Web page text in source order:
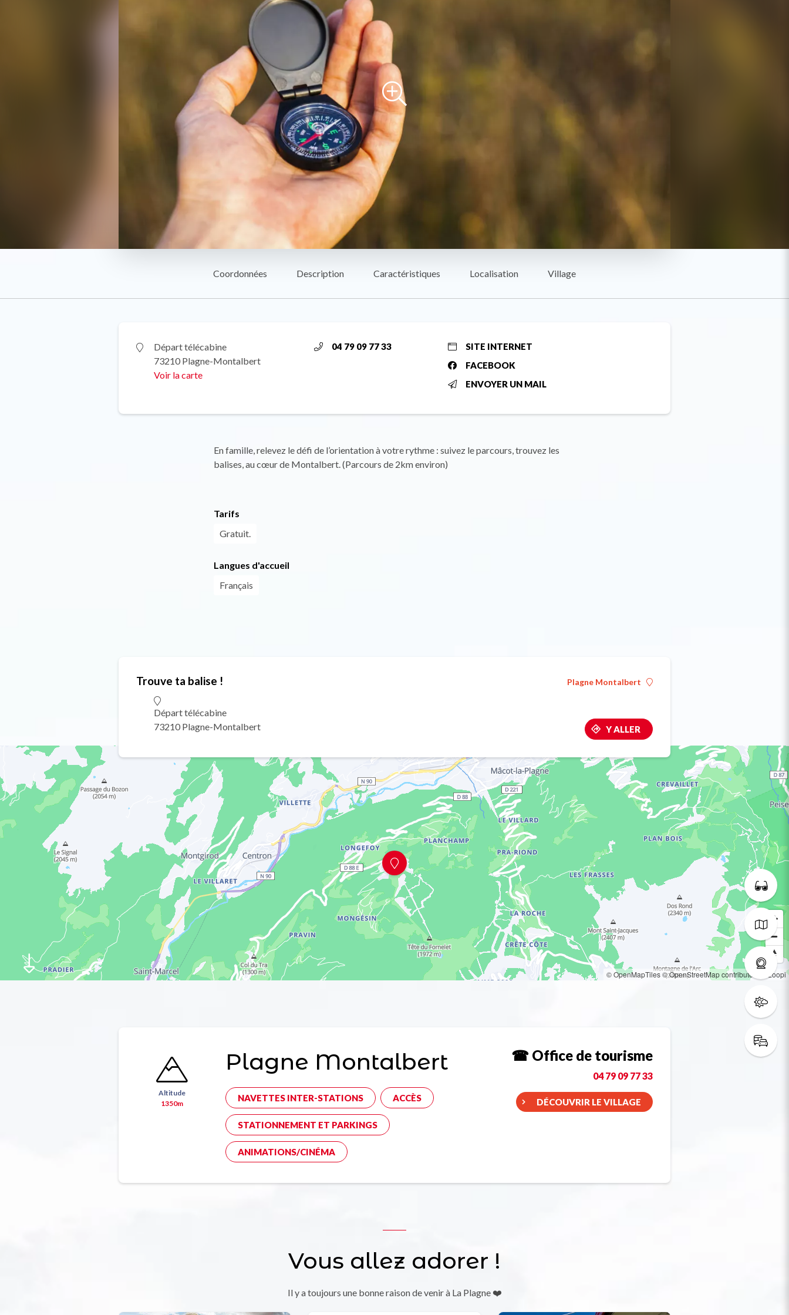
Coordonnées Description Caractéristiques Localisation Village
Départ télécabine
73210 Plagne-Montalbert
Voir la carte
04 79 09 77 33
SITE INTERNET
FACEBOOK
ENVOYER UN MAIL
En famille, relevez le défi de l’orientation à votre rythme : suivez le parcours, trouvez les
balises, au cœur de Montalbert. (Parcours de 2km environ)
Tarifs
Gratuit.
Langues d'accueil
Français
Trouve ta balise !
Départ télécabine
73210 Plagne-Montalbert
Plagne Montalbert
Y ALLER
© OpenMapTiles© OpenStreetMap contributors © Loopi
Altitude
1350m
Plagne Montalbert
NAVETTES INTER-STATIONS ACCÈS
STATIONNEMENT ET PARKINGS
ANIMATIONS/CINÉMA
☎ Office de tourisme
04 79 09 77 33
DÉCOUVRIR LE VILLAGE
Vous allez adorer !
Il y a toujours une bonne raison de venir à La Plagne ❤️